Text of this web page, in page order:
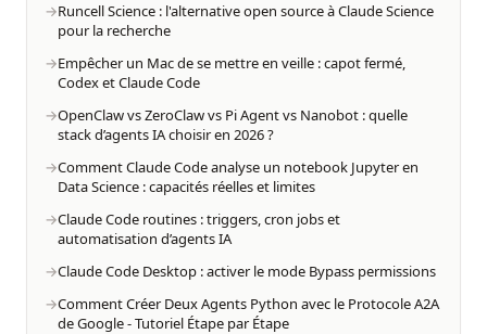
Runcell Science : l'alternative open source à Claude Science
pour la recherche
Empêcher un Mac de se mettre en veille : capot fermé,
Codex et Claude Code
OpenClaw vs ZeroClaw vs Pi Agent vs Nanobot : quelle
stack d’agents IA choisir en 2026 ?
Comment Claude Code analyse un notebook Jupyter en
Data Science : capacités réelles et limites
Claude Code routines : triggers, cron jobs et
automatisation d’agents IA
Claude Code Desktop : activer le mode Bypass permissions
Comment Créer Deux Agents Python avec le Protocole A2A
de Google - Tutoriel Étape par Étape